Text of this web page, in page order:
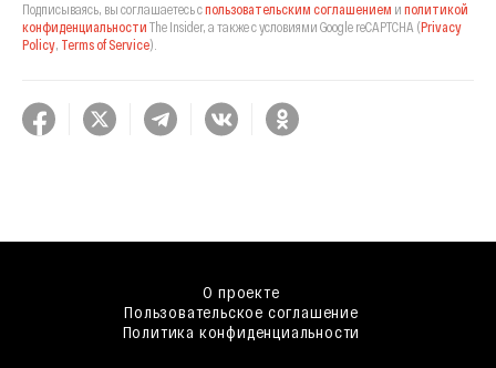
Подписываясь, вы соглашаетесь спользовательским соглашением и политикой
конфиденциальности The Insider, а также с условиями Google reCAPTCHA (Privacy
Policy, Terms of Service).
О проекте
Пользовательское соглашение
Политика конфиденциальности